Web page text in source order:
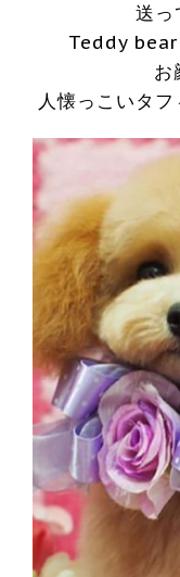
送
Teddy bear
お
人懐っこいタ